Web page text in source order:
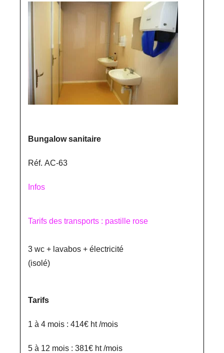
Bungalow sanitaire
Réf. AC-63
Infos
Tarifs des transports : pastille rose
3 wc + lavabos + électricité
(isolé)
Tarifs
1 à 4 mois : 414€ ht /mois
5 à 12 mois : 381€ ht /mois